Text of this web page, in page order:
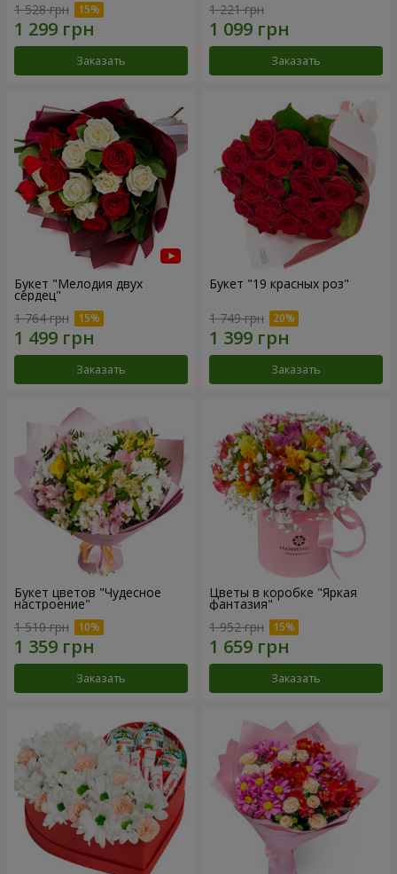
1 528 грн
Заказать
1 221 грн
Заказать
Букет "Мелодия двух
сердец"
1 764 грн
Заказать
Букет "19 красных роз"
1 749 грн
Заказать
Букет цветов "Чудесное
настроение"
1 510 грн
Заказать
Цветы в коробке "Яркая
фантазия"
1 952 грн
Заказать